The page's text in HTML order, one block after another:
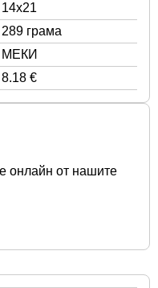
14x21
289 грама
МЕКИ
8.18 €
онлайн от нашите